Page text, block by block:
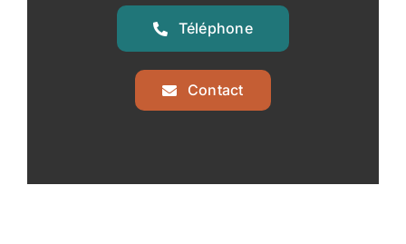
Téléphone
Contact